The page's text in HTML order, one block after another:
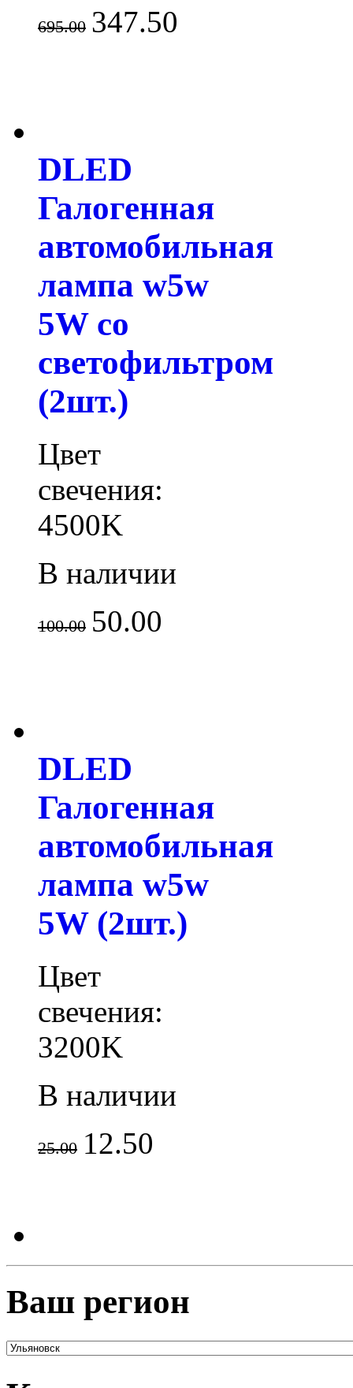
695.00 347.50
DLED
Галогенная
автомобильная
лампа w5w
5W со
светофильтром
(2шт.)
Цвет
свечения:
4500K
В наличии
100.00 50.00
DLED
Галогенная
автомобильная
лампа w5w
5W (2шт.)
Цвет
свечения:
3200K
В наличии
25.00 12.50
Ваш регион